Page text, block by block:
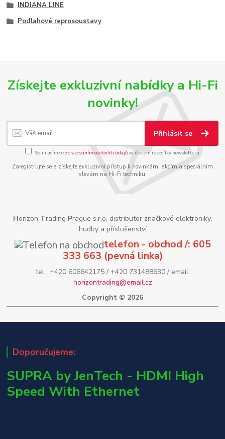
INDIANA LINE
Podlahové reprosoustavy
Získejte exkluzivní nabídky a Hi-Fi
novinky!
Přihlásit se
Souhlasím se zpracováním osobních údajůza účelem rozesílky newsletteru.
Zaregistrujte se a získejte exkluzivní přístup k novinkám, akcím a speciálním
slevám na Hi-Fi techniku.
Horizon Trading Prague s.r.o. distributor značkové elektroniky,
hudby a příslušenství
telefon - obchod /: 605
333 663 (pevná linka)
tel: +420 606642175 / +420 731488630 / email:
horizontrading@email.cz
Copyright © 2026
Doporučujeme:
SUPRA by JenTech - HDMI High
Speed With Ethernet